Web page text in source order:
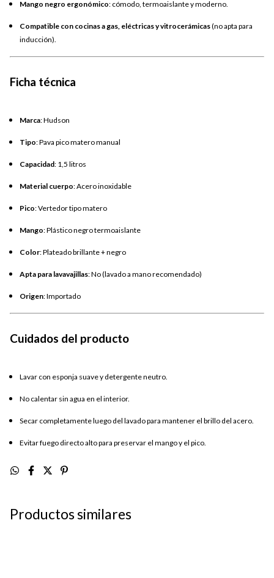
Mango negro ergonómico: cómodo, termoaislante y moderno.
Compatible con cocinas a gas, eléctricas y vitrocerámicas(no apta para
inducción).
Ficha técnica
Marca: Hudson
Tipo: Pava pico matero manual
Capacidad: 1,5 litros
Material cuerpo: Acero inoxidable
Pico: Vertedor tipo matero
Mango: Plástico negro termoaislante
Color: Plateado brillante + negro
Apta para lavavajillas: No (lavado a mano recomendado)
Origen: Importado
Cuidados del producto
Lavar con esponja suave y detergente neutro.
No calentar sin agua en el interior.
Secar completamente luego del lavado para mantener el brillo del acero.
Evitar fuego directo alto para preservar el mango y el pico.
Productos similares